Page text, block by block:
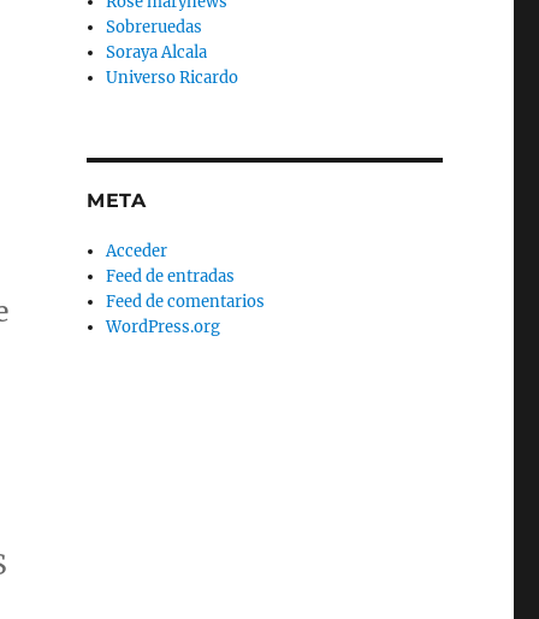
Sobreruedas
Soraya Alcala
Universo Ricardo
META
Acceder
Feed de entradas
Feed de comentarios
WordPress.org